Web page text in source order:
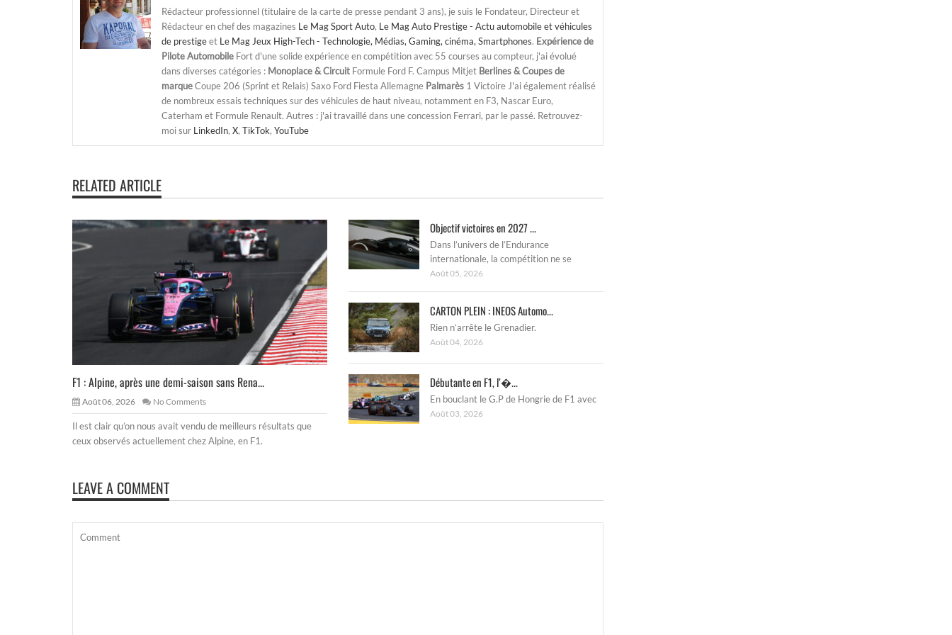
Rédacteur professionnel (titulaire de la carte de presse pendant 3 ans), je suis le Fondateur, Directeur et
Rédacteur en chef des magazines Le Mag Sport Auto, Le Mag Auto Prestige - Actu automobile et véhicules
de prestigeet Le Mag Jeux High-Tech - Technologie, Médias, Gaming, cinéma, Smartphones. Expérience de
Pilote Automobile Fort d'une solide expérience en compétition avec 55 courses au compteur, j'ai évolué
dans diverses catégories : Monoplace & Circuit Formule Ford F. Campus Mitjet Berlines & Coupes de
marqueCoupe 206 (Sprint et Relais) Saxo Ford Fiesta Allemagne Palmarès 1 Victoire J'ai également réalisé
de nombreux essais techniques sur des véhicules de haut niveau, notamment en F3, Nascar Euro,
Caterham et Formule Renault. Autres : j'ai travaillé dans une concession Ferrari, par le passé. Retrouvez-
moi sur LinkedIn, X, TikTok, YouTube
RELATED ARTICLE
F1 : Alpine, après une demi-saison sans Rena...
Août 06, 2026 No Comments
Il est clair qu’on nous avait vendu de meilleurs résultats que
ceux observés actuellement chez Alpine, en F1.
Objectif victoires en 2027 ...
Dans l’univers de l’Endurance
internationale, la compétition ne se
Août 05, 2026
CARTON PLEIN : INEOS Automo...
Rien n’arrête le Grenadier.
Août 04, 2026
Débutante en F1, l’�...
En bouclant le G.P de Hongrie de F1 avec
Août 03, 2026
LEAVE A COMMENT